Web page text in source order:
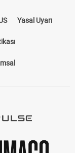
Yasal Uyarı